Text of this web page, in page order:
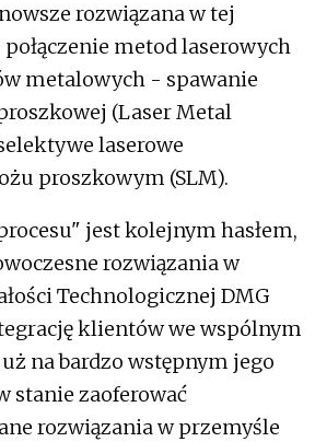
rozwiązana w tej
metod laserowych
metalowych - spawanie
(Laser Metal
laserowe
proszkowym (SLM).
jest kolejnym hasłem,
rozwiązania w
Technologicznej DMG
klientów we wspólnym
na bardzo wstępnym jego
stanie zaoferować
rozwiązania w przemyśle